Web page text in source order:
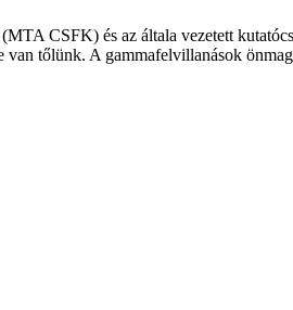
CSFK) és az általa vezetett
tőlünk. A gammafelvillanások